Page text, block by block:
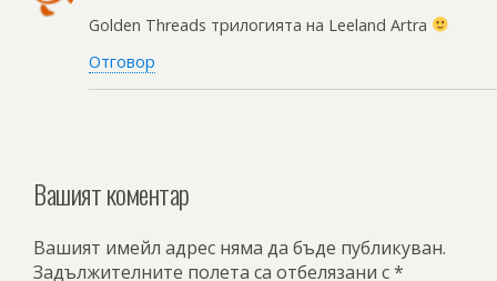
Golden Threads трилогията на Leeland Artra
Отговор
Вашият коментар
Вашият имейл адрес няма да бъде публикуван.
Задължителните полета са отбелязани с*